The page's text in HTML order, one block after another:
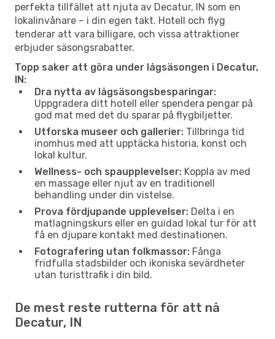
perfekta tillfället att njuta av Decatur, IN som en
lokalinvånare – i din egen takt. Hotell och flyg
tenderar att vara billigare, och vissa attraktioner
erbjuder säsongsrabatter.
Topp saker att göra under lågsäsongen i Decatur,
IN:
Dra nytta av lågsäsongsbesparingar:
Uppgradera ditt hotell eller spendera pengar på
god mat med det du sparar på flygbiljetter.
Utforska museer och gallerier: Tillbringa tid
inomhus med att upptäcka historia, konst och
lokal kultur.
Wellness- och spaupplevelser: Koppla av med
en massage eller njut av en traditionell
behandling under din vistelse.
Prova fördjupande upplevelser: Delta i en
matlagningskurs eller en guidad lokal tur för att
få en djupare kontakt med destinationen.
Fotografering utan folkmassor: Fånga
fridfulla stadsbilder och ikoniska sevärdheter
utan turisttrafik i din bild.
De mest reste rutterna för att nå
Decatur, IN